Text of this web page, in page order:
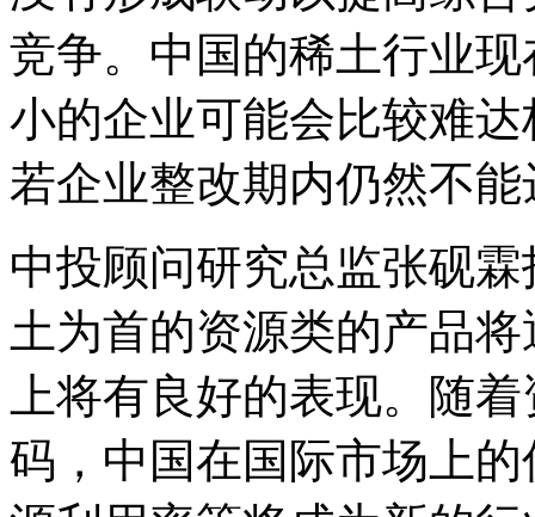
竞争。中国的稀土行业
小的企业可能会比较难
若企业整改期内仍然不
中投顾问研究总监张砚
土为首的资源类的产品
上将有良好的表现。随
码，中国在国际市场上